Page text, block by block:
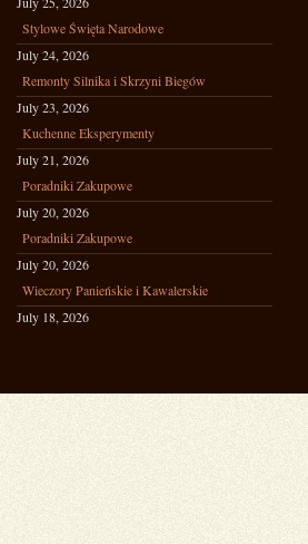
Stylowe Święta Narodowe
July 24, 2026
Remonty Silnika i Skrzyni Biegów
July 23, 2026
Kuchenne Eksperymenty
July 21, 2026
Poradniki Zakupowe
July 20, 2026
Poradniki Zakupowe
July 20, 2026
Wieczory Panieńskie i Kawalerskie
July 18, 2026